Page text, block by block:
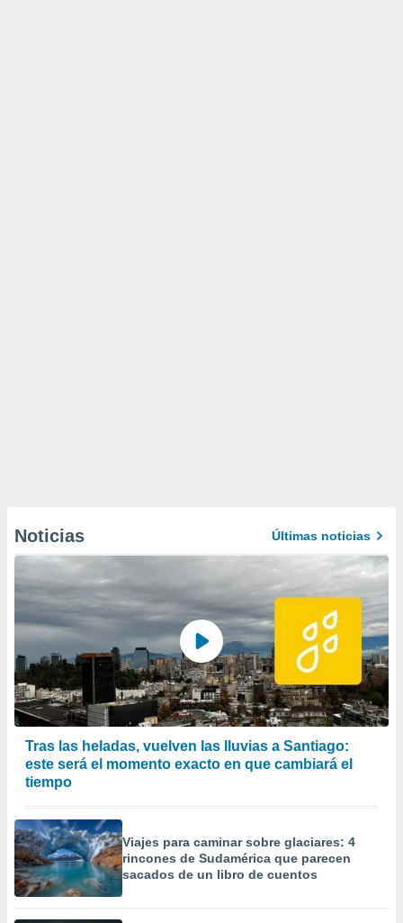
Noticias Últimas noticias
Tras las heladas, vuelven las lluvias a Santiago:
este será el momento exacto en que cambiará el
tiempo
Viajes para caminar sobre glaciares: 4
rincones de Sudamérica que parecen
sacados de un libro de cuentos